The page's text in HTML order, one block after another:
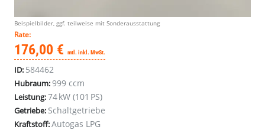
Beispielbilder, ggf. teilweise mit Sonderausstattung
Rate:
176,00 € mtl. inkl. MwSt.
ID: 584462
Hubraum:999 ccm
Leistung:74 kW (101 PS)
Getriebe: Schaltgetriebe
Kraftstoff:Autogas LPG